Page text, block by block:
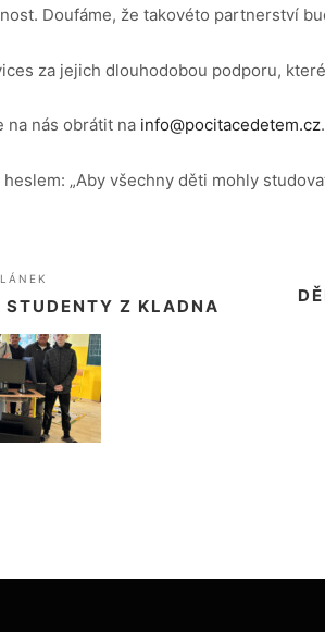
Doufáme, že takovéto partnerství
za jejich dlouhodobou podporu,
na nás obrátit na info@pocitacedetem.cz.
„Aby všechny děti mohly
Z KLADNA